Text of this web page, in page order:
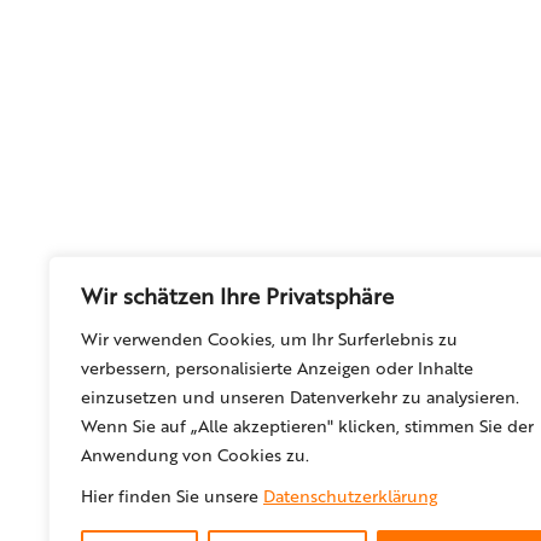
Wir schätzen Ihre Privatsphäre
Wir verwenden Cookies, um Ihr Surferlebnis zu
verbessern, personalisierte Anzeigen oder Inhalte
einzusetzen und unseren Datenverkehr zu analysieren.
Wenn Sie auf „Alle akzeptieren" klicken, stimmen Sie der
Anwendung von Cookies zu.
Hier finden Sie unsere Datenschutzerklärung